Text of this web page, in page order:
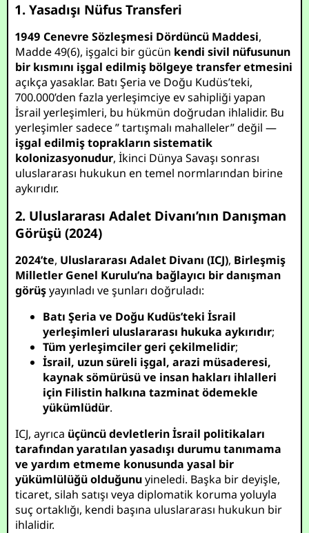
1. Yasadışı Nüfus Transferi
1949 Cenevre Sözleşmesi Dördüncü Maddesi,
Madde 49(6), işgalci bir gücün kendi sivil nüfusunun
bir kısmını işgal edilmiş bölgeye transfer etmesini
açıkça yasaklar. Batı Şeria ve Doğu Kudüs’teki,
700.000’den fazla yerleşimciye ev sahipliği yapan
İsrail yerleşimleri, bu hükmün doğrudan ihlalidir. Bu
yerleşimler sadece ” tartışmalı mahalleler” değil —
işgal edilmiş toprakların sistematik
kolonizasyonudur, İkinci Dünya Savaşı sonrası
uluslararası hukukun en temel normlarından birine
aykırıdır.
2. Uluslararası Adalet Divanı’nın Danışman
Görüşü (2024)
2024’te, Uluslararası Adalet Divanı (ICJ), Birleşmiş
Milletler Genel Kurulu’na bağlayıcı bir danışman
görüşyayınladı ve şunları doğruladı:
Batı Şeria ve Doğu Kudüs’teki İsrail
yerleşimleri uluslararası hukuka aykırıdır;
Tüm yerleşimciler geri çekilmelidir;
İsrail, uzun süreli işgal, arazi müsaderesi,
kaynak sömürüsü ve insan hakları ihlalleri
için Filistin halkına tazminat ödemekle
yükümlüdür.
ICJ, ayrıca üçüncü devletlerin İsrail politikaları
tarafından yaratılan yasadışı durumu tanımama
ve yardım etmeme konusunda yasal bir
yükümlülüğü olduğunuyineledi. Başka bir deyişle,
ticaret, silah satışı veya diplomatik koruma yoluyla
suç ortaklığı, kendi başına uluslararası hukukun bir
ihlalidir.